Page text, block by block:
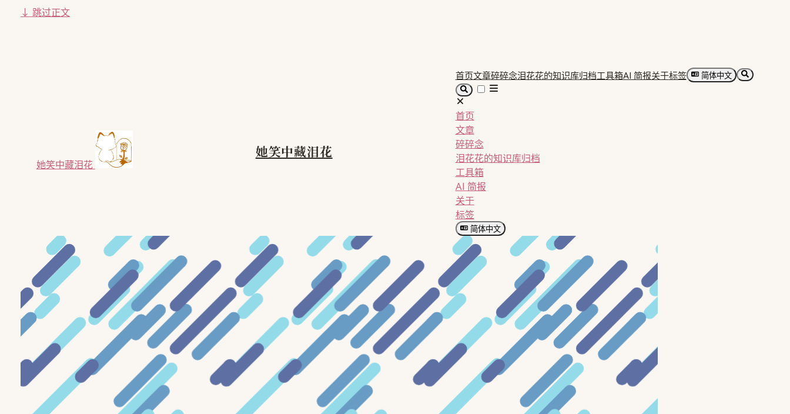
↓ 跳过正文
她笑中藏泪花
她笑中藏泪花
首页文章碎碎念泪花花的知识库归档工具箱AI 简报关于标签 简体中文
首页
文章
碎碎念
泪花花的知识库归档
工具箱
AI 简报
关于
标签
简体中文